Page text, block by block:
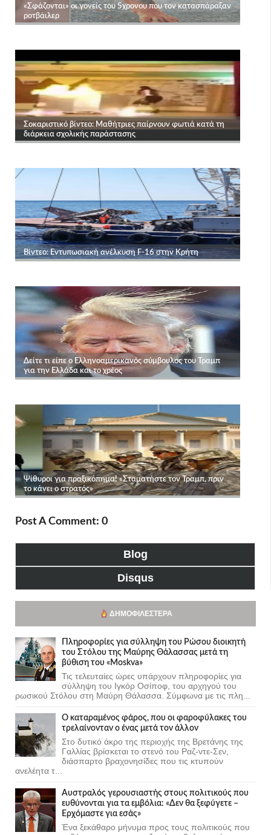
Post A Comment: 0
Blog
Disqus
ΔΗΜΟΦΙΛΈΣΤΕΡΑ
Πληροφορίες για σύλληψη του Ρώσου διοικητή
του Στόλου της Mαύρης Θάλασσας μετά τη
βύθιση του «Moskva»
Τις τελευταίες ώρες υπάρχουν πληροφορίες για
σύλληψη του Ιγκόρ Οσίποφ, του αρχηγού του
ρωσικού Στόλου στη Μαύρη Θάλασσα. Σύμφωνα με τις πλη...
Ο καταραμένος φάρος, που οι φαροφύλακες του
τρελαίνονταν ο ένας μετά τον άλλον
Στο δυτικό άκρο της περιοχής της Βρετάνης της
Γαλλίας βρίσκεται το στενό του Ραζ-ντε-Σεν,
διάσπαρτο βραχονησίδες που τις κτυπούν
ανελέητα τ...
Αυστραλός γερουσιαστής στους πολιτικούς που
ευθύνονται για τα εμβόλια: «Δεν θα ξεφύγετε –
Ερχόμαστε για εσάς»
Ένα ξεκάθαρο μήνυμα προς τους πολιτικούς που